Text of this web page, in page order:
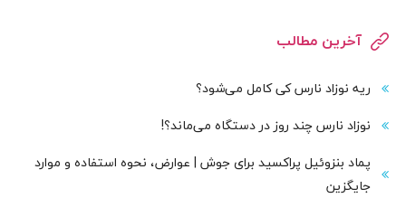
آخرین مطالب
ریه نوزاد نارس کی کامل می‌شود؟
نوزاد نارس چند روز در دستگاه می‌ماند؟!
پماد بنزوئیل پراکسید برای جوش | عوارض، نحوه استفاده و موارد
جایگزین